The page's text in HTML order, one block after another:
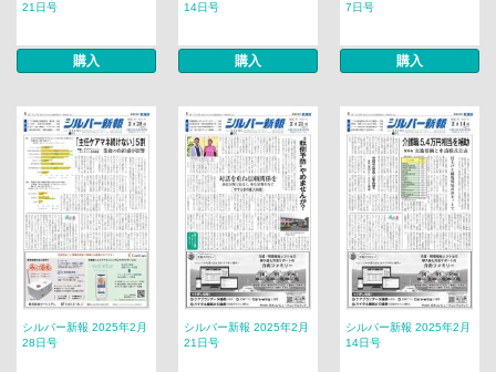
21日号
購入
14日号
購入
7日号
購入
シルバー新報 2025年2月
28日号
シルバー新報 2025年2月
21日号
シルバー新報 2025年2月
14日号